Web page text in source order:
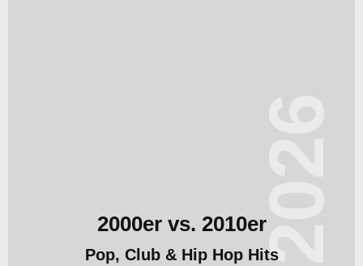
2000er vs. 2010er
Pop, Club & Hip Hop Hits
2026